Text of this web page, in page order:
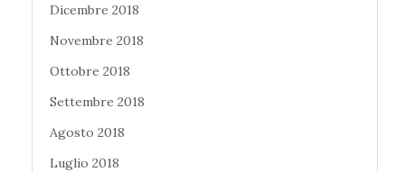
Dicembre 2018
Novembre 2018
Ottobre 2018
Settembre 2018
Agosto 2018
Luglio 2018